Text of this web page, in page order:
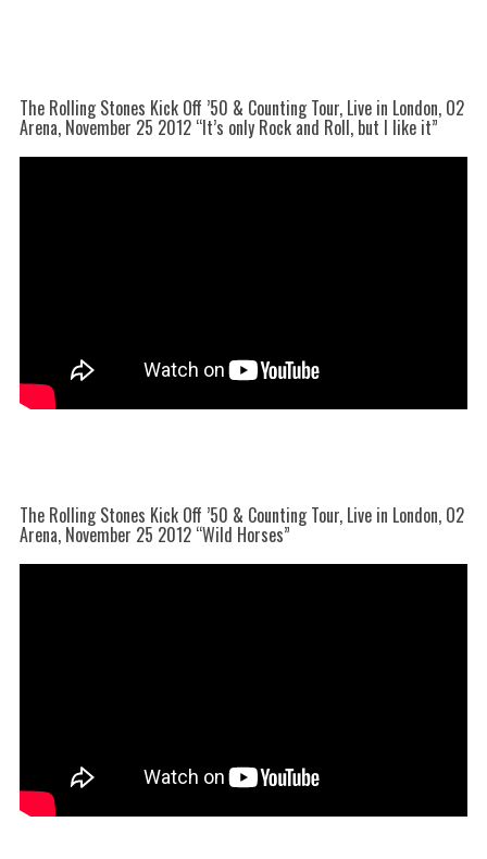
The Rolling Stones Kick Off ’50 & Counting Tour, Live in London, O2
Arena, November 25 2012 “It’s only Rock and Roll, but I like it”
The Rolling Stones Kick Off ’50 & Counting Tour, Live in London, O2
Arena, November 25 2012 “Wild Horses”